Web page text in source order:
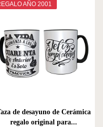
AÑO 2001
de desayuno de Cerámica
regalo original para...